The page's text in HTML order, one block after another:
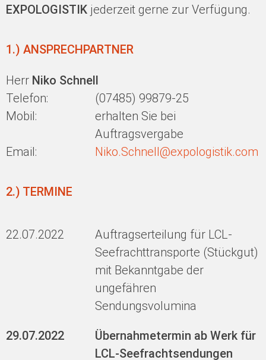
EXPOLOGISTIK jederzeit gerne zur Verfügung.
1.) ANSPRECHPARTNER
Herr Niko Schnell
Telefon:
(07485) 99879-25
Mobil:
erhalten Sie bei
Auftragsvergabe
Email:
Niko.Schnell@expologistik.com
2.) TERMINE
22.07.2022
Auftragserteilung für LCL-
Seefrachttransporte (Stückgut)
mit Bekanntgabe der
ungefähren
Sendungsvolumina
29.07.2022
Übernahmetermin ab Werk für
LCL-Seefrachtsendungen